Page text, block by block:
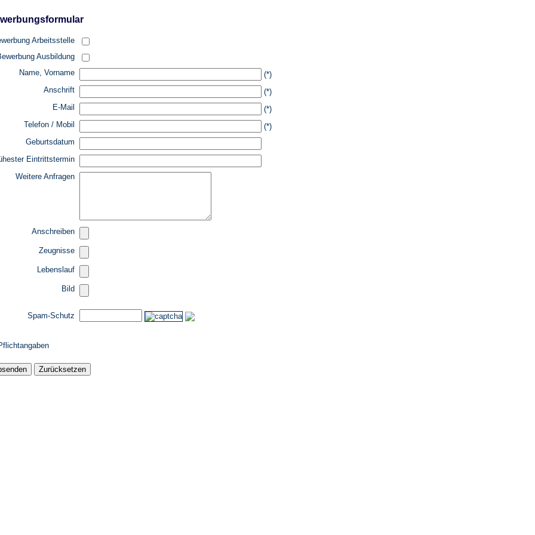
Arbeitsstelle
Ausbildung
Name, Vorname
(*)
Anschrift
(*)
E-Mail
(*)
Telefon / Mobil
(*)
Geburtsdatum
Eintrittstermin
Weitere Anfragen
Anschreiben
Zeugnisse
Lebenslauf
Bild
Spam-Schutz